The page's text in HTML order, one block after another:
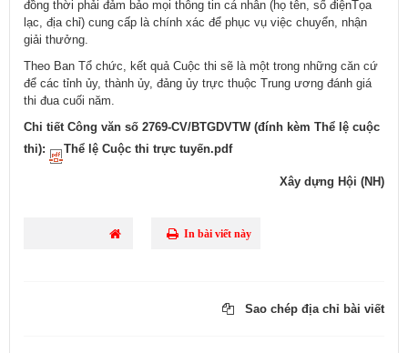
đồng thời phải đảm bảo mọi thông tin cá nhân (họ tên, số điệnTọa
lạc, địa chỉ) cung cấp là chính xác để phục vụ việc chuyển, nhận
giải thưởng.
Theo Ban Tổ chức, kết quả Cuộc thi sẽ là một trong những căn cứ
để các tỉnh ủy, thành ủy, đảng ủy trực thuộc Trung ương đánh giá
thi đua cuối năm.
Chi tiết Công văn số 2769-CV/BTGDVTW (đính kèm Thể lệ cuộc
thi): ​
Thể lệ Cuộc thi trực tuyến.pdf
Xây dựng Hội (NH)
In bài viết này
Sao chép địa chỉ bài viết